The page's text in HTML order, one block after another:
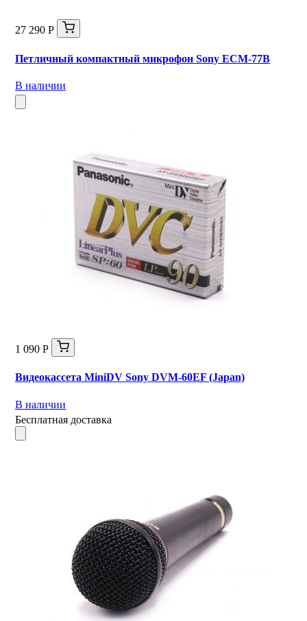
27 290 Р
Петличный компактный микрофон Sony ECM‑77B
В наличии
1 090 Р
Видеокассета MiniDV Sony DVM-60EF (Japan)
В наличии
Бесплатная доставка